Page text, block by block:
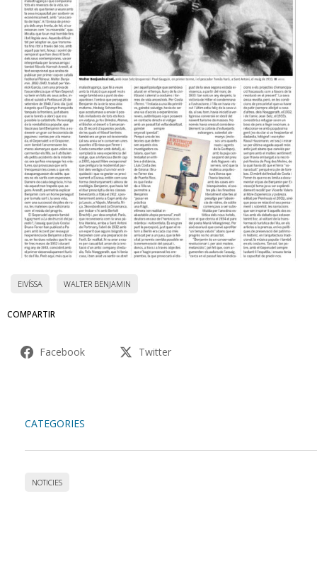
EIVÍSSA WALTER BENJAMIN
COMPARTIR
Facebook Twitter
CATEGORIES
NOTICIES